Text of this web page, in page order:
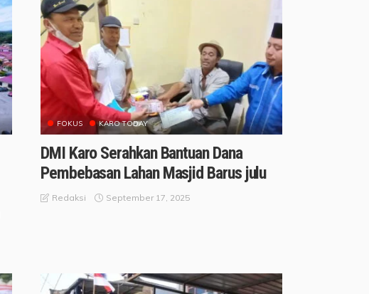
FOKUS KARO TODAY
DMI Karo Serahkan Bantuan Dana
Pembebasan Lahan Masjid Barus julu
Redaksi September 17, 2025